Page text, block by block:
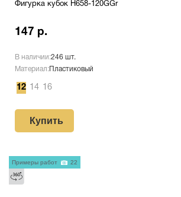
Фигурка кубок H658-120GGr
147 р.
В наличии:246 шт.
Материал: Пластиковый
12 14 16
Купить
Примеры работ 22